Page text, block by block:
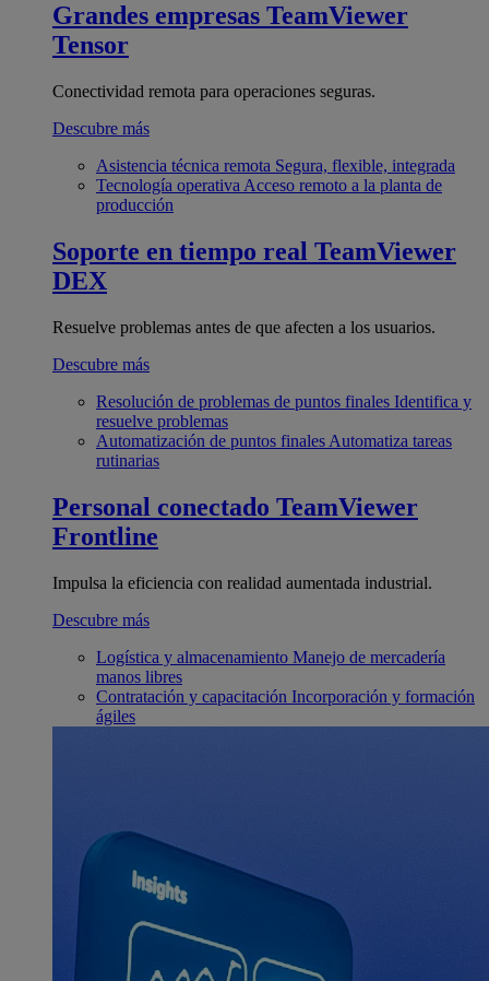
Grandes empresas TeamViewer
Tensor
Conectividad remota para operaciones seguras.
Descubre más
Asistencia técnica remota Segura, flexible, integrada
Tecnología operativa Acceso remoto a la planta de
producción
Soporte en tiempo real TeamViewer
DEX
Resuelve problemas antes de que afecten a los usuarios.
Descubre más
Resolución de problemas de puntos finales Identifica y
resuelve problemas
Automatización de puntos finales Automatiza tareas
rutinarias
Personal conectado TeamViewer
Frontline
Impulsa la eficiencia con realidad aumentada industrial.
Descubre más
Logística y almacenamiento Manejo de mercadería
manos libres
Contratación y capacitación Incorporación y formación
ágiles